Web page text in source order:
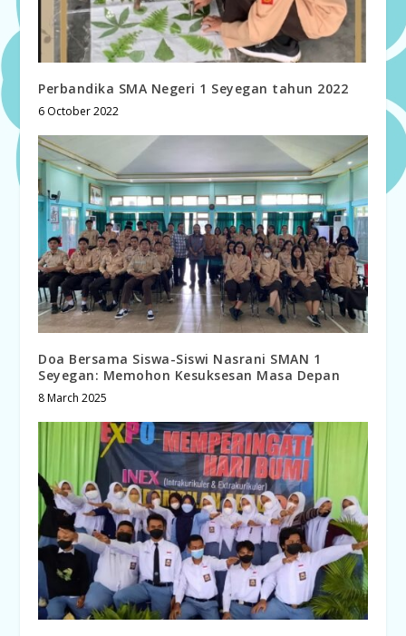
Perbandika SMA Negeri 1 Seyegan tahun 2022
6 October 2022
Doa Bersama Siswa-Siswi Nasrani SMAN 1
Seyegan: Memohon Kesuksesan Masa Depan
8 March 2025